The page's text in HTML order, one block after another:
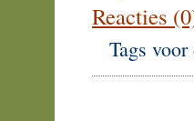
Reacties
Tags